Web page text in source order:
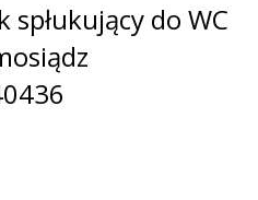
spłukujący do WC